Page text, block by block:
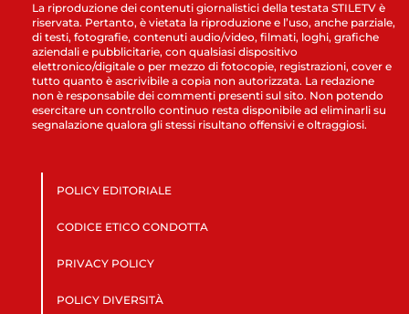
La riproduzione dei contenuti giornalistici della testata STILETV è
riservata. Pertanto, è vietata la riproduzione e l’uso, anche parziale,
di testi, fotografie, contenuti audio/video, filmati, loghi, grafiche
aziendali e pubblicitarie, con qualsiasi dispositivo
elettronico/digitale o per mezzo di fotocopie, registrazioni, cover e
tutto quanto è ascrivibile a copia non autorizzata. La redazione
non è responsabile dei commenti presenti sul sito. Non potendo
esercitare un controllo continuo resta disponibile ad eliminarli su
segnalazione qualora gli stessi risultano offensivi e oltraggiosi.
POLICY EDITORIALE
CODICE ETICO CONDOTTA
PRIVACY POLICY
POLICY DIVERSITÀ